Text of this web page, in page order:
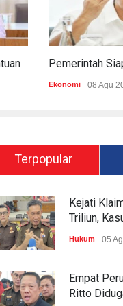
Ekonomi 08 Agu
Terpopular
Kejati
Triliun,
Hukum 05
Empat
Ritto